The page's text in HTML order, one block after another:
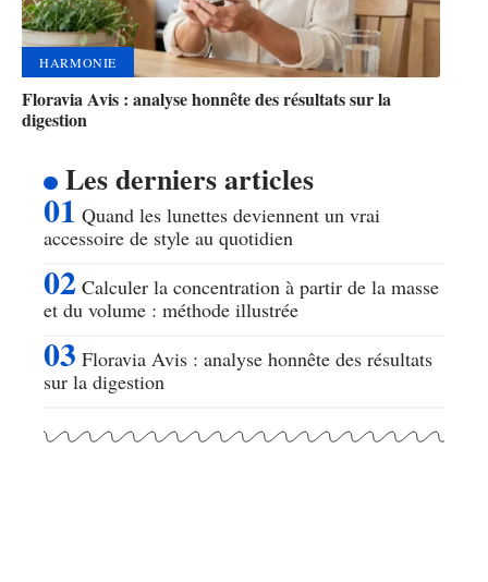
HARMONIE
Floravia Avis : analyse honnête des résultats sur la
digestion
Les derniers articles
Quand les lunettes deviennent un vrai
accessoire de style au quotidien
Calculer la concentration à partir de la masse
et du volume : méthode illustrée
Floravia Avis : analyse honnête des résultats
sur la digestion